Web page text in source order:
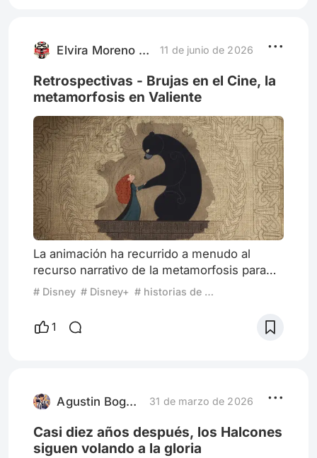
Paseo por el amor y la muerte (1984),
Elvira Moreno Rengifo 11 de junio de 2026
Retrospectivas - Brujas en el Cine, la
metamorfosis en Valiente
La animación ha recurrido a menudo al
recurso narrativo de la metamorfosis para
darle giros sorprendentes a personajes y
tramas. Pero pocas veces se ha visto como
un acto mágico que se entrelaza con la
historia cultural de una época. Los primeros
incursionaron en la Tierr
# Disney # Disney+ # historias de mujeres
1
Agustin Bogado Pitiot 31 de marzo de 2026
Casi diez años después, los Halcones
siguen volando a la gloria